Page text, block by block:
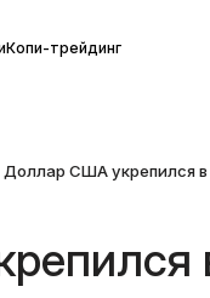
Копи-трейдинг
Доллар США укрепился в